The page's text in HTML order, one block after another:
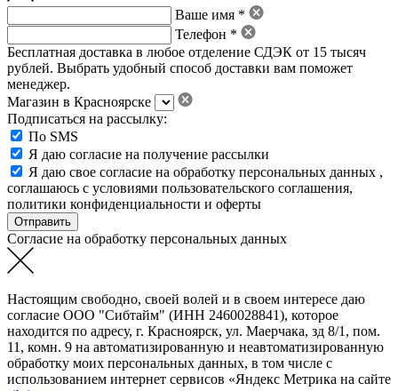
Ваше имя *
Телефон *
Бесплатная доставка в любое отделение СДЭК от 15 тысяч
рублей. Выбрать удобный способ доставки вам поможет
менеджер.
Магазин в Красноярске
Подписаться на рассылку:
По SMS
Я даю согласие на получение рассылки
Я даю свое согласие на обработку персональных данных ,
соглашаюсь с условиями пользовательского соглашения,
политики конфиденциальности и оферты
Согласие на обработку персональных данных
Настоящим свободно, своей волей и в своем интересе даю
согласие ООО "Сибтайм" (ИНН 2460028841), которое
находится по адресу, г. Красноярск, ул. Маерчака, зд 8/1, пом.
11, комн. 9 на автоматизированную и неавтоматизированную
обработку моих персональных данных, в том числе с
использованием интернет сервисов «Яндекс Метрика на сайте